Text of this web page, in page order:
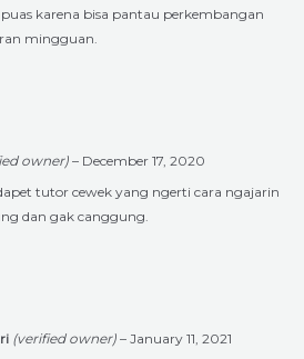
karena bisa pantau perkembangan
mingguan.
owner)– December 17, 2020
tutor cewek yang ngerti cara ngajarin
dan gak canggung.
(verified owner) – January 11, 2021